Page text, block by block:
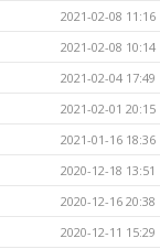
2021-02-08 11:16
2021-02-08 10:14
2021-02-04 17:49
2021-02-01 20:15
2021-01-16 18:36
2020-12-18 13:51
2020-12-16 20:38
2020-12-11 15:29